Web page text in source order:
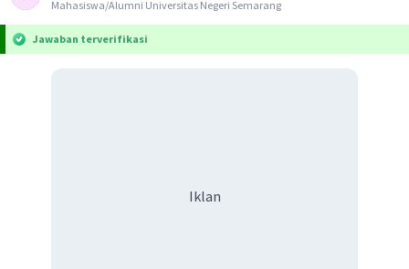
Mahasiswa/Alumni Universitas Negeri Semarang
Jawaban terverifikasi
Iklan